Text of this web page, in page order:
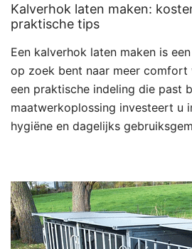
Kalverhok laten maken:
praktische tips
Een kalverhok laten maken is
op zoek bent naar meer comfort
een praktische indeling die past
maatwerkoplossing investeert u
hygiëne en dagelijks